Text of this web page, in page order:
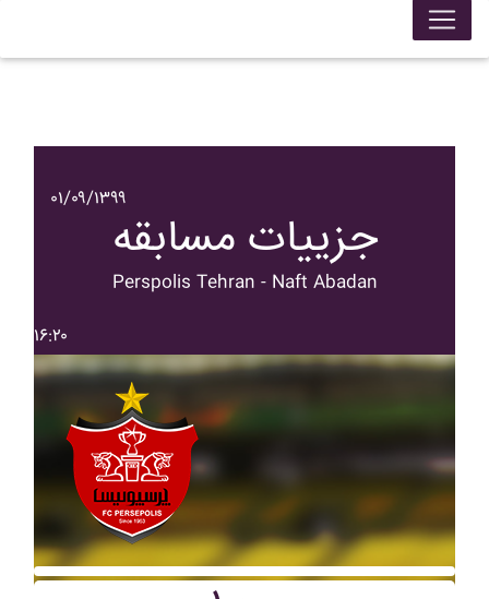
۰۱/۰۹/۱۳۹۹
جزییات مسابقه
Perspolis Tehran - Naft Abadan
۱۶:۲۰